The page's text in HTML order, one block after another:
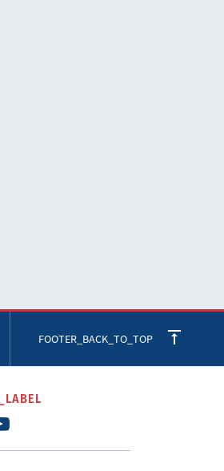
FOOTER_BACK_TO_TOP